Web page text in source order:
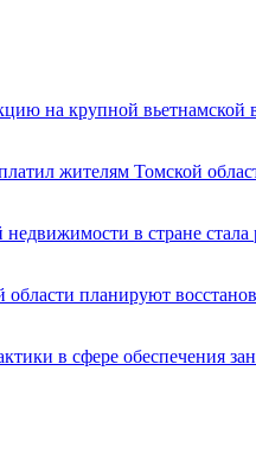
на крупной вьетнамской
жителям Томской
в стране стала
планируют
в сфере обеспечения